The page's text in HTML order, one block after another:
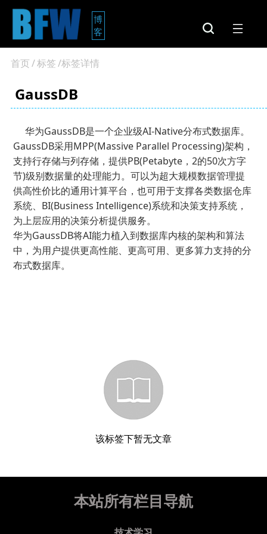
博
客
首页/标签/标签详情
GaussDB
华为GaussDB是一个企业级AI-Native分布式数据库。
GaussDB采用MPP(Massive Parallel Processing)架构，
支持行存储与列存储，提供PB(Petabyte，2的50次方字
节)级别数据量的处理能力。可以为超大规模数据管理提
供高性价比的通用计算平台，也可用于支撑各类数据仓库
系统、BI(Business Intelligence)系统和决策支持系统，
为上层应用的决策分析提供服务。
华为GaussDB将AI能力植入到数据库内核的架构和算法
中，为用户提供更高性能、更高可用、更多算力支持的分
布式数据库。
该标签下暂无文章
本站所有栏目导航